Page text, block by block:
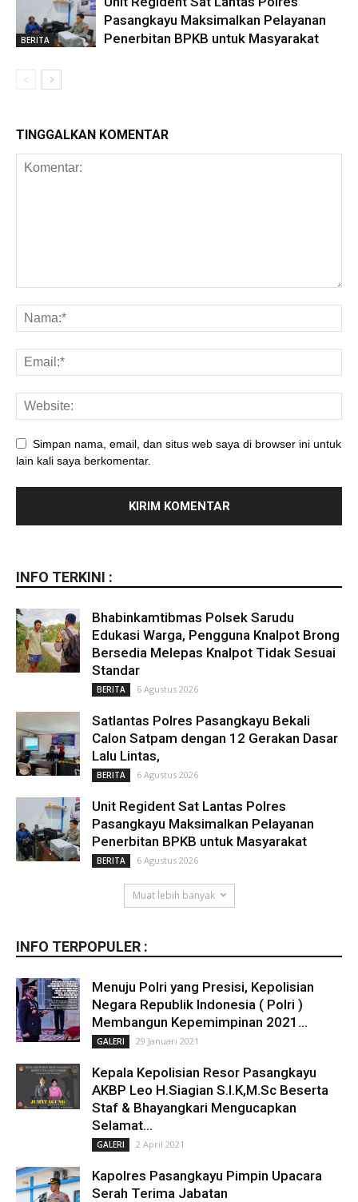
BERITA
Pasangkayu Maksimalkan Pelayanan
Penerbitan BPKB untuk Masyarakat
TINGGALKAN KOMENTAR
Simpan nama, email, dan situs web saya di browser ini untuk
lain kali saya berkomentar.
INFO TERKINI :
Bhabinkamtibmas Polsek Sarudu
Edukasi Warga, Pengguna Knalpot Brong
Bersedia Melepas Knalpot Tidak Sesuai
Standar
BERITA 6 Agustus 2026
Satlantas Polres Pasangkayu Bekali
Calon Satpam dengan 12 Gerakan Dasar
Lalu Lintas,
BERITA 6 Agustus 2026
Unit Regident Sat Lantas Polres
Pasangkayu Maksimalkan Pelayanan
Penerbitan BPKB untuk Masyarakat
BERITA 6 Agustus 2026
Muat lebih banyak
INFO TERPOPULER :
Menuju Polri yang Presisi, Kepolisian
Negara Republik Indonesia ( Polri )
Membangun Kepemimpinan 2021...
GALERI 29 Januari 2021
Kepala Kepolisian Resor Pasangkayu
AKBP Leo H.Siagian S.I.K,M.Sc Beserta
Staf & Bhayangkari Mengucapkan
Selamat...
GALERI 2 April 2021
Kapolres Pasangkayu Pimpin Upacara
Serah Terima Jabatan